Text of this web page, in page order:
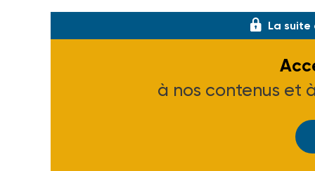
La suite
à nos contenus et